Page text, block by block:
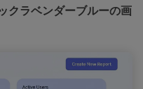
クラベンダーブルーの画